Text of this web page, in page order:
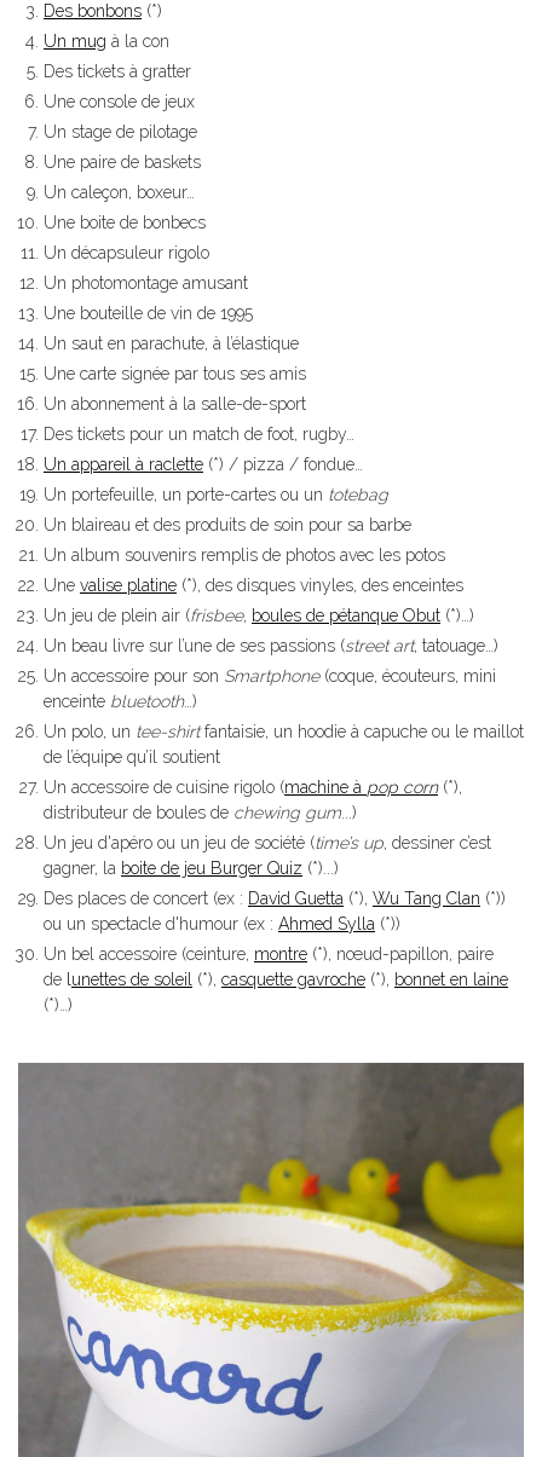
Des bonbons (*)
Un mug à la con
Des tickets à gratter
Une console de jeux
Un stage de pilotage
Une paire de baskets
Un caleçon, boxeur…
Une boite de bonbecs
Un décapsuleur rigolo
Un photomontage amusant
Une bouteille de vin de 1995
Un saut en parachute, à l’élastique
Une carte signée par tous ses amis
Un abonnement à la salle-de-sport
Des tickets pour un match de foot, rugby…
Un appareil à raclette (*) / pizza / fondue…
Un portefeuille, un porte-cartes ou un totebag
Un blaireau et des produits de soin pour sa barbe
Un album souvenirs remplis de photos avec les potos
Une valise platine (*), des disques vinyles, des enceintes
Un jeu de plein air (frisbee, boules de pétanque Obut (*)…)
Un beau livre sur l’une de ses passions (street art, tatouage…)
Un accessoire pour son Smartphone(coque, écouteurs, mini
enceinte bluetooth…)
Un polo, un tee-shirtfantaisie, un hoodie à capuche ou le maillot
de l’équipe qu’il soutient
Un accessoire de cuisine rigolo (machine à pop corn(*),
distributeur de boules de chewing gum...)
Un jeu d'apéro ou un jeu de société (time’s up, dessiner c’est
gagner, la boite de jeu Burger Quiz (*)...)
Des places de concert (ex : David Guetta (*), Wu Tang Clan (*))
ou un spectacle d'humour (ex : Ahmed Sylla (*))
Un bel accessoire (ceinture, montre (*), nœud-papillon, paire
de lunettes de soleil (*), casquette gavroche (*), bonnet en laine
(*)…)